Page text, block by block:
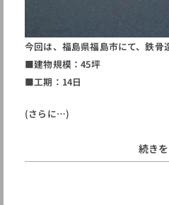
今回は、福島県福島市にて、鉄骨
■建物規模：45坪
■工期：14日
(さらに…)
続き